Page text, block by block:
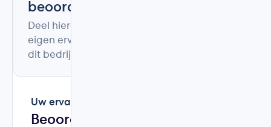
beoordelingen
Deel hieronder uw
eigen ervaring met
dit bedrijf.
Uw ervaring
Beoordeel